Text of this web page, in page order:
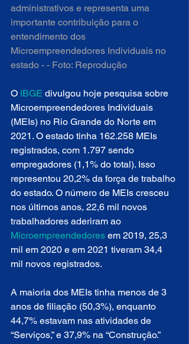
administrativos e representa uma
importante contribuição para o
entendimento dos
Microempreendedores Individuais no
estado - - Foto: Reprodução
O IBGE divulgou hoje pesquisa sobre
Microempreendedores Individuais
(MEIs) no Rio Grande do Norte em
2021. O estado tinha 162.258 MEIs
registrados, com 1.797 sendo
empregadores (1,1% do total). Isso
representou 20,2% da força de trabalho
do estado. O número de MEIs cresceu
nos últimos anos, 22,6 mil novos
trabalhadores aderiram ao
Microempreendedores em 2019, 25,3
mil em 2020 e em 2021 tiveram 34,4
mil novos registrados.
A maioria dos MEIs tinha menos de 3
anos de filiação (50,3%), enquanto
44,7% estavam nas atividades de
“Serviços,” e 37,9% na “Construção.”